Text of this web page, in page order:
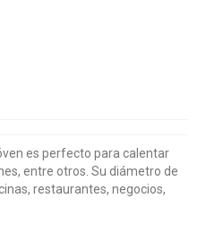
es perfecto para calentar
entre otros. Su diámetro de
restaurantes, negocios,